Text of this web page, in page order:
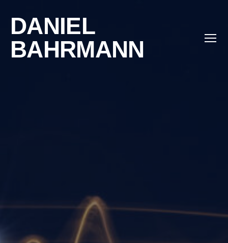
DANIEL
BAHRMANN